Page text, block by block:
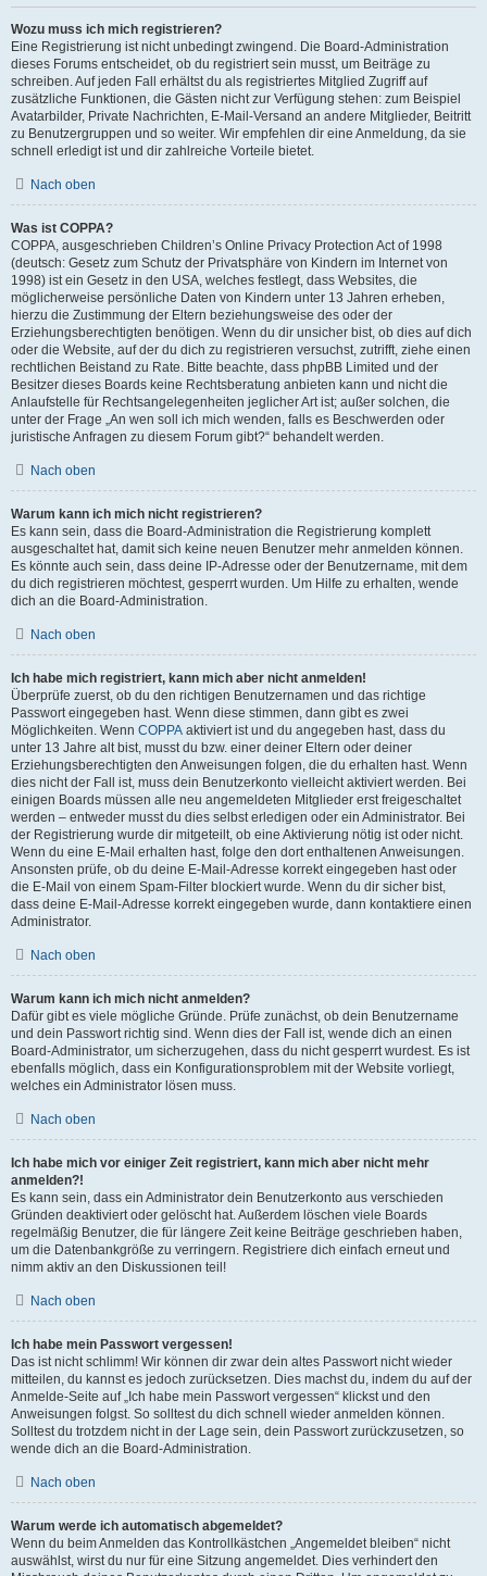
Wozu muss ich mich registrieren?
Eine Registrierung ist nicht unbedingt zwingend. Die Board-Administration
dieses Forums entscheidet, ob du registriert sein musst, um Beiträge zu
schreiben. Auf jeden Fall erhältst du als registriertes Mitglied Zugriff auf
zusätzliche Funktionen, die Gästen nicht zur Verfügung stehen: zum Beispiel
Avatarbilder, Private Nachrichten, E-Mail-Versand an andere Mitglieder, Beitritt
zu Benutzergruppen und so weiter. Wir empfehlen dir eine Anmeldung, da sie
schnell erledigt ist und dir zahlreiche Vorteile bietet.
Nach oben
Was ist COPPA?
COPPA, ausgeschrieben Children’s Online Privacy Protection Act of 1998
(deutsch: Gesetz zum Schutz der Privatsphäre von Kindern im Internet von
1998) ist ein Gesetz in den USA, welches festlegt, dass Websites, die
möglicherweise persönliche Daten von Kindern unter 13 Jahren erheben,
hierzu die Zustimmung der Eltern beziehungsweise des oder der
Erziehungsberechtigten benötigen. Wenn du dir unsicher bist, ob dies auf dich
oder die Website, auf der du dich zu registrieren versuchst, zutrifft, ziehe einen
rechtlichen Beistand zu Rate. Bitte beachte, dass phpBB Limited und der
Besitzer dieses Boards keine Rechtsberatung anbieten kann und nicht die
Anlaufstelle für Rechtsangelegenheiten jeglicher Art ist; außer solchen, die
unter der Frage „An wen soll ich mich wenden, falls es Beschwerden oder
juristische Anfragen zu diesem Forum gibt?“ behandelt werden.
Nach oben
Warum kann ich mich nicht registrieren?
Es kann sein, dass die Board-Administration die Registrierung komplett
ausgeschaltet hat, damit sich keine neuen Benutzer mehr anmelden können.
Es könnte auch sein, dass deine IP-Adresse oder der Benutzername, mit dem
du dich registrieren möchtest, gesperrt wurden. Um Hilfe zu erhalten, wende
dich an die Board-Administration.
Nach oben
Ich habe mich registriert, kann mich aber nicht anmelden!
Überprüfe zuerst, ob du den richtigen Benutzernamen und das richtige
Passwort eingegeben hast. Wenn diese stimmen, dann gibt es zwei
Möglichkeiten. Wenn COPPA aktiviert ist und du angegeben hast, dass du
unter 13 Jahre alt bist, musst du bzw. einer deiner Eltern oder deiner
Erziehungsberechtigten den Anweisungen folgen, die du erhalten hast. Wenn
dies nicht der Fall ist, muss dein Benutzerkonto vielleicht aktiviert werden. Bei
einigen Boards müssen alle neu angemeldeten Mitglieder erst freigeschaltet
werden – entweder musst du dies selbst erledigen oder ein Administrator. Bei
der Registrierung wurde dir mitgeteilt, ob eine Aktivierung nötig ist oder nicht.
Wenn du eine E-Mail erhalten hast, folge den dort enthaltenen Anweisungen.
Ansonsten prüfe, ob du deine E-Mail-Adresse korrekt eingegeben hast oder
die E-Mail von einem Spam-Filter blockiert wurde. Wenn du dir sicher bist,
dass deine E-Mail-Adresse korrekt eingegeben wurde, dann kontaktiere einen
Administrator.
Nach oben
Warum kann ich mich nicht anmelden?
Dafür gibt es viele mögliche Gründe. Prüfe zunächst, ob dein Benutzername
und dein Passwort richtig sind. Wenn dies der Fall ist, wende dich an einen
Board-Administrator, um sicherzugehen, dass du nicht gesperrt wurdest. Es ist
ebenfalls möglich, dass ein Konfigurationsproblem mit der Website vorliegt,
welches ein Administrator lösen muss.
Nach oben
Ich habe mich vor einiger Zeit registriert, kann mich aber nicht mehr
anmelden?!
Es kann sein, dass ein Administrator dein Benutzerkonto aus verschieden
Gründen deaktiviert oder gelöscht hat. Außerdem löschen viele Boards
regelmäßig Benutzer, die für längere Zeit keine Beiträge geschrieben haben,
um die Datenbankgröße zu verringern. Registriere dich einfach erneut und
nimm aktiv an den Diskussionen teil!
Nach oben
Ich habe mein Passwort vergessen!
Das ist nicht schlimm! Wir können dir zwar dein altes Passwort nicht wieder
mitteilen, du kannst es jedoch zurücksetzen. Dies machst du, indem du auf der
Anmelde-Seite auf „Ich habe mein Passwort vergessen“ klickst und den
Anweisungen folgst. So solltest du dich schnell wieder anmelden können.
Solltest du trotzdem nicht in der Lage sein, dein Passwort zurückzusetzen, so
wende dich an die Board-Administration.
Nach oben
Warum werde ich automatisch abgemeldet?
Wenn du beim Anmelden das Kontrollkästchen „Angemeldet bleiben“ nicht
auswählst, wirst du nur für eine Sitzung angemeldet. Dies verhindert den